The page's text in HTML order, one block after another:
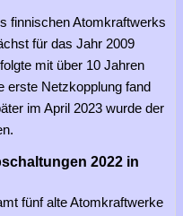
finnischen Atomkraftwerks
für das Jahr 2009
mit über 10 Jahren
erste Netzkopplung fand
im April 2023 wurde der
2022 in
fünf alte Atomkraftwerke